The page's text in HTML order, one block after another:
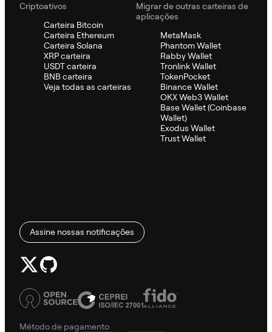
Criptoativos
Carteira Bitcoin
Carteira Ethereum
Carteira Solana
XRP carteira
USDT carteira
BNB carteira
Veja todas as carteiras
Migrar de outras carteiras de
aplicações
MetaMask
Phantom Wallet
Rabby Wallet
Tronlink Wallet
TokenPocket
Binance Wallet
OKX Web3 Wallet
Base Wallet (Coinbase
Wallet)
Exodus Wallet
Trust Wallet
Assine nossas notificações
Método de pagamento